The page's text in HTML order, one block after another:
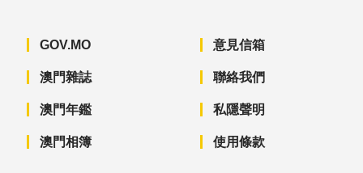
GOV.MO
澳門雜誌
澳門年鑑
澳門相簿
意見信箱
聯絡我們
私隱聲明
使用條款